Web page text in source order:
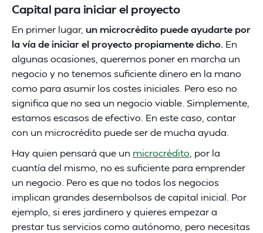
Capital para iniciar el proyecto
En primer lugar, un microcrédito puede ayudarte por
la vía de iniciar el proyecto propiamente dicho. En
algunas ocasiones, queremos poner en marcha un
negocio y no tenemos suficiente dinero en la mano
como para asumir los costes iniciales. Pero eso no
significa que no sea un negocio viable. Simplemente,
estamos escasos de efectivo. En este caso, contar
con un microcrédito puede ser de mucha ayuda.
Hay quien pensará que un microcrédito , por la
cuantía del mismo, no es suficiente para emprender
un negocio. Pero es que no todos los negocios
implican grandes desembolsos de capital inicial. Por
ejemplo, si eres jardinero y quieres empezar a
prestar tus servicios como autónomo, pero necesitas